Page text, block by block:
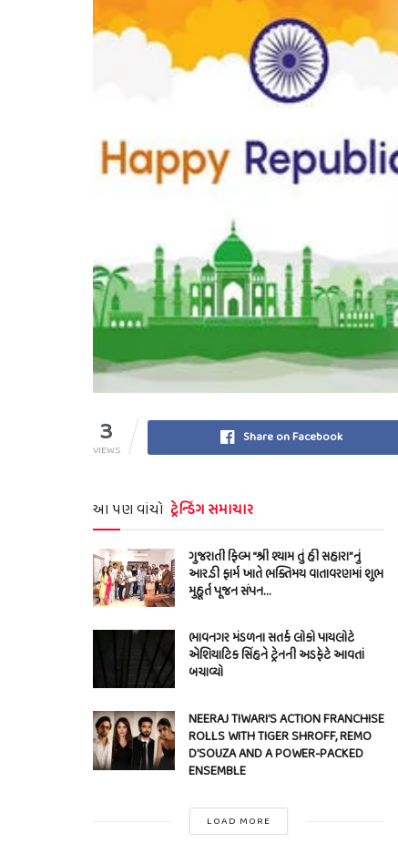
3
VIEWS
Share on Facebook
આ પણ વાંચો ટ્રેન્ડિંગ સમાચાર
ગુજરાતી ફિલ્મ “શ્રી શ્યામ તું હી સહારા”નું
આર.ડી ફાર્મ ખાતે ભક્તિમય વાતાવરણમાં શુભ
મુહૂર્ત પૂજન સંપન…
ભાવનગર મંડળના સતર્ક લોકો પાયલોટે
એશિયાટિક સિંહને ટ્રેનની અડફેટે આવતાં
બચાવ્યો
NEERAJ TIWARI’S ACTION FRANCHISE
ROLLS WITH TIGER SHROFF, REMO
D’SOUZA AND A POWER-PACKED
ENSEMBLE
LOAD MORE